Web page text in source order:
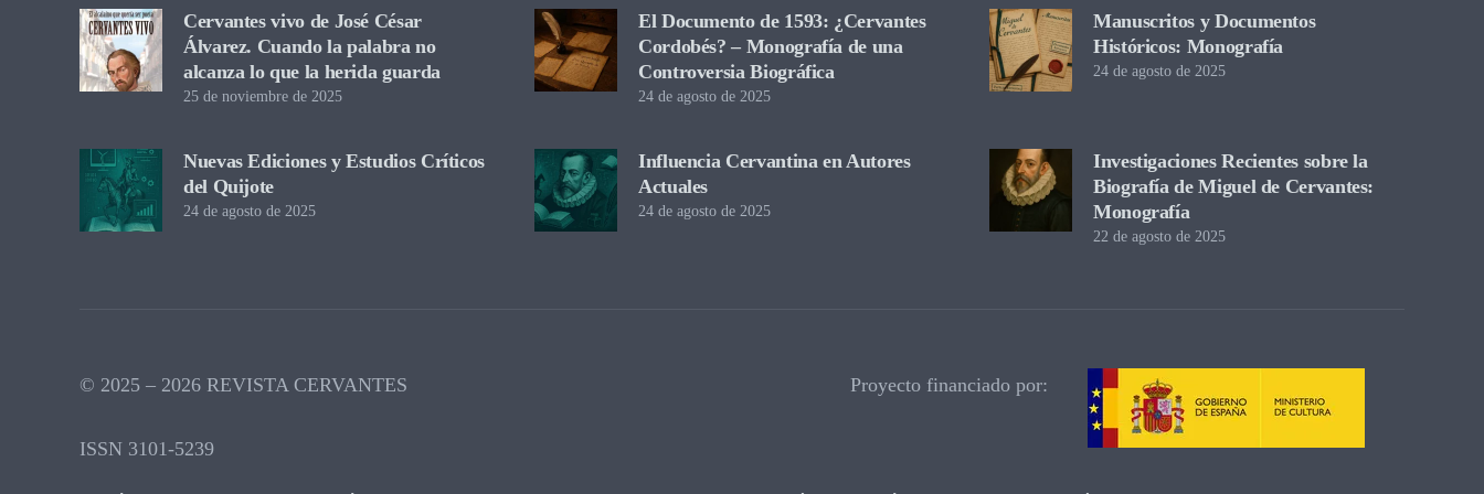
Cervantes vivo de José César
Álvarez. Cuando la palabra no
alcanza lo que la herida guarda
25 de noviembre de 2025
El Documento de 1593: ¿Cervantes
Cordobés? – Monografía de una
Controversia Biográfica
24 de agosto de 2025
Manuscritos y Documentos
Históricos: Monografía
24 de agosto de 2025
Nuevas Ediciones y Estudios Críticos
del Quijote
24 de agosto de 2025
Influencia Cervantina en Autores
Actuales
24 de agosto de 2025
Investigaciones Recientes sobre la
Biografía de Miguel de Cervantes:
Monografía
22 de agosto de 2025
© 2025 – 2026 REVISTA CERVANTES
ISSN 3101-5239
Proyecto financiado por: